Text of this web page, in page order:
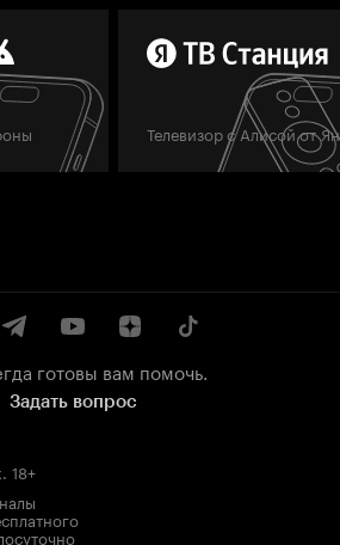
Телевизор с Алисой от
готовы вам помочь.
Задать вопрос
. 18+